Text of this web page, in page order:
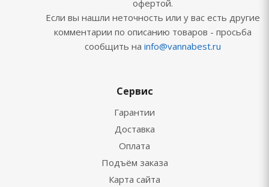
офертой.
Если вы нашли неточность или у вас есть другие
комментарии по описанию товаров - просьба
сообщить на info@vannabest.ru
Сервис
Гарантии
Доставка
Оплата
Подъём заказа
Карта сайта